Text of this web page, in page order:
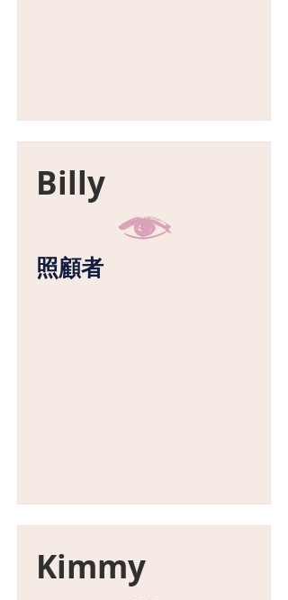
Billy
照顧者
Kimmy